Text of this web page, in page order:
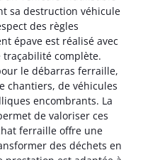
sa destruction véhicule
des règles
épave est réalisé avec
complète.
le débarras ferraille,
chantiers, de véhicules
encombrants. La
de valoriser ces
ferraille offre une
des déchets en